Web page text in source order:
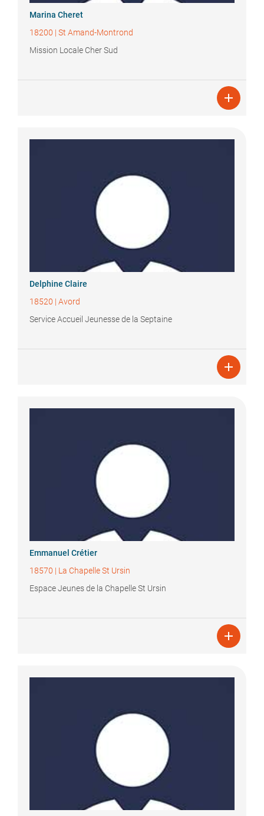
Marina Cheret
18200 | St Amand-Montrond
Mission Locale Cher Sud

Delphine Claire
18520 | Avord
Service Accueil Jeunesse de la Septaine

Emmanuel Crétier
18570 | La Chapelle St Ursin
Espace Jeunes de la Chapelle St Ursin
